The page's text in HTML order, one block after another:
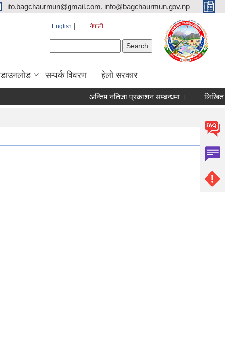
ito.bagchaurmun@gmail.com, info@bagchaurmun.gov.np
English नेपाली
डाउनलोड सम्पर्क विवरण हेलो सरकार
अन्तिम नतिजा प्रकाशन सम्बन्धमा । लिखित